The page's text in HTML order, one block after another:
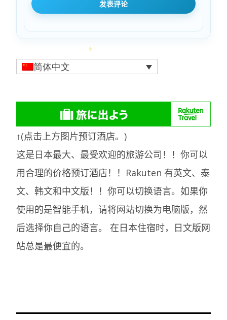
简体中文
↑(点击上方图片预订酒店。)
这是日本最大、最受欢迎的旅游公司！！你可以
用合理的价格预订酒店！！Rakuten 有英文、泰
文、韩文和中文版！！你可以切换语言。如果你
使用的是智能手机，请将网站切换为电脑版，然
后选择你自己的语言。在日本住宿时，日文版网
站总是最便宜的。